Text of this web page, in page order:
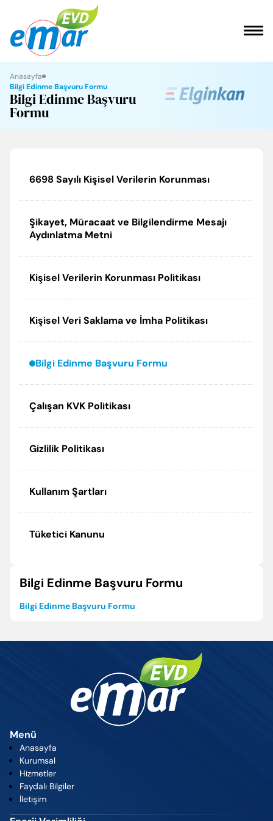
REFERANSLARIMIZ
Anasayfa
Bilgi Edinme Başvuru Formu
Bilgi Edinme Başvuru
Formu
6698 Sayılı Kişisel Verilerin Korunması
Şikayet, Müracaat ve Bilgilendirme Mesajı
Aydınlatma Metni
Kişisel Verilerin Korunması Politikası
Kişisel Veri Saklama ve İmha Politikası
Bilgi Edinme Başvuru Formu
Çalışan KVK Politikası
Gizlilik Politikası
Kullanım Şartları
Tüketici Kanunu
Bilgi Edinme Başvuru Formu
Bilgi Edinme Başvuru Formu
Menü
Anasayfa
Kurumsal
Hizmetler
Faydalı Bilgiler
İletişim